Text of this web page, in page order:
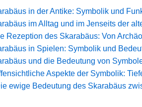
in der Antike: Symbolik und
im Alltag und im Jenseits der
Rezeption des Skarabäus: Von
in Spielen: Symbolik und
und die Bedeutung von
Aspekte der Symbolik:
ewige Bedeutung des Skarabäus